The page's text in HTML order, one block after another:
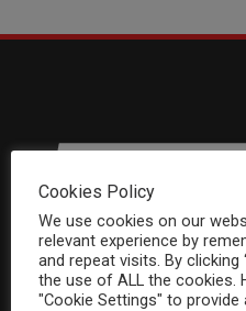
Cookies Policy
We use cookies on our
relevant experience by
and repeat visits. By
the use of ALL the cookies.
"Cookie Settings" to